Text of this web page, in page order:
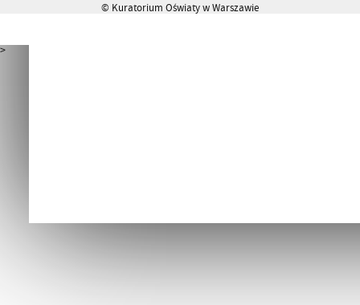
© Kuratorium Oświaty w Warszawie
>